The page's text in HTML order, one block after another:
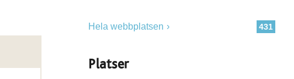
431
Hela webbplatsen
Platser